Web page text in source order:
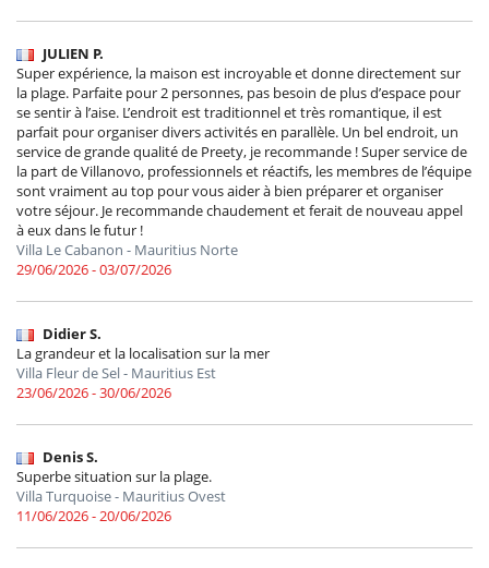
JULIEN P.
Super expérience, la maison est incroyable et donne directement sur
la plage. Parfaite pour 2 personnes, pas besoin de plus d’espace pour
se sentir à l’aise. L’endroit est traditionnel et très romantique, il est
parfait pour organiser divers activités en parallèle. Un bel endroit, un
service de grande qualité de Preety, je recommande ! Super service de
la part de Villanovo, professionnels et réactifs, les membres de l’équipe
sont vraiment au top pour vous aider à bien préparer et organiser
votre séjour. Je recommande chaudement et ferait de nouveau appel
à eux dans le futur !
Villa Le Cabanon - Mauritius Norte
29/06/2026 - 03/07/2026
Didier S.
La grandeur et la localisation sur la mer
Villa Fleur de Sel - Mauritius Est
23/06/2026 - 30/06/2026
Denis S.
Superbe situation sur la plage.
Villa Turquoise - Mauritius Ovest
11/06/2026 - 20/06/2026